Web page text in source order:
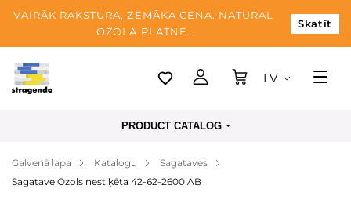
VAIRĀK RAKSTURA, ZEMĀKA CENA. NATURAL
OZOLA PLĀTNE.
Skatīt
Tallina
Apmaksa
LV
PRODUCT CATALOG
Galvenā lapa Katalogu
Sagataves
Sagatave Ozols nestiķēta 42-62-2600 AB